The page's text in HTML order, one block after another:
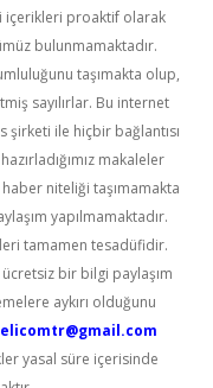
içerikleri proaktif olarak
bulunmamaktadır.
taşımakta olup,
sayılırlar. Bu internet
şirketi ile hiçbir bağlantısı
makaleler
niteliği taşımamakta
yapılmamaktadır.
tamamen tesadüfidir.
bir bilgi paylaşım
aykırı olduğunu
yasal süre içerisinde